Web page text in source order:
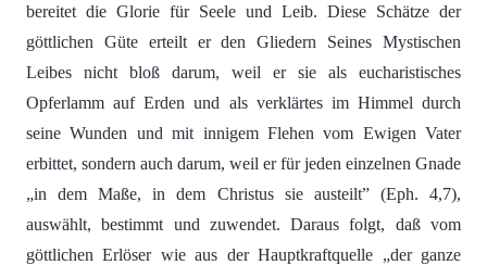
bereitet die Glorie für Seele und Leib. Diese Schätze der
göttlichen Güte erteilt er den Gliedern Seines Mystischen
Leibes nicht bloß darum, weil er sie als eucharistisches
Opferlamm auf Erden und als verklärtes im Himmel durch
seine Wunden und mit innigem Flehen vom Ewigen Vater
erbittet, sondern auch darum, weil er für jeden einzelnen Gnade
„in dem Maße, in dem Christus sie austeilt” (Eph. 4,7),
auswählt, bestimmt und zuwendet. Daraus folgt, daß vom
göttlichen Erlöser wie aus der Hauptkraftquelle „der ganze